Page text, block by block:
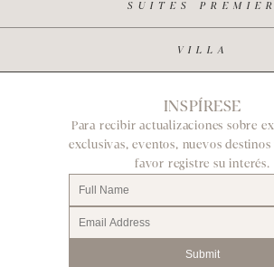
SUITES PREMIER
VILLA
INSPÍRESE
Para recibir actualizaciones sobre
exclusivas, eventos, nuevos
favor registre su interés.
Submit